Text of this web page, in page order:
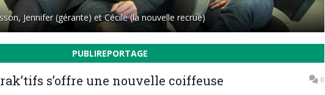
Jennifer (gérante) et Cécile (la nouvelle recrue)
PUBLIREPORTAGE
s’offre une nouvelle coiffeuse 0